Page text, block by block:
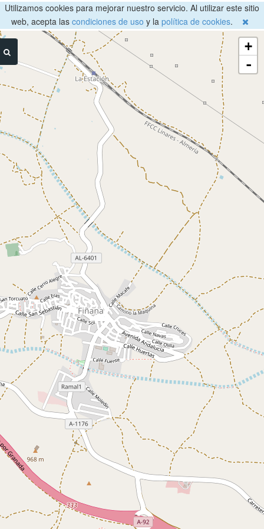
Utilizamos cookies para mejorar nuestro servicio. Al utilizar este sitio
web, acepta las condiciones de uso y la política de cookies.
+
-